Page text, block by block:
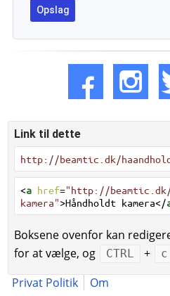
Link til dette
http://beamtic.dk/
<a href="http://beamtic.dk/
kamera">Håndholdt kamera</
Boksene ovenfor kan
for at vælge, og CTRL + c
Privat Politik
Om